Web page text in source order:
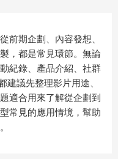
前期企劃、內容發想、
，都是常見環節。無論
紀錄、產品介紹、社群
建議先整理影片用途、
適合用來了解從企劃到
常見的應用情境，幫助